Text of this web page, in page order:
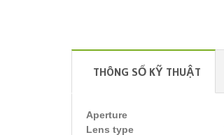
THÔNG SỐ KỸ THUẬT
Lens type
Aperture